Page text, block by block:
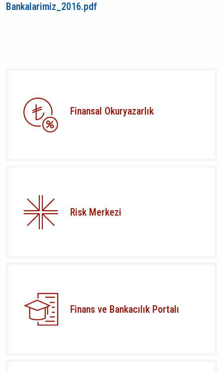
Bankalarimiz_2016.pdf
Finansal Okuryazarlık
Risk Merkezi
Finans ve Bankacılık Portalı